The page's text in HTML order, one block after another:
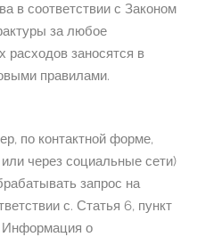
в соответствии с Законом
за любое
расходов заносятся в
правилами.
по контактной форме,
через социальные сети)
запрос на
с. Статья 6, пункт
Информация о